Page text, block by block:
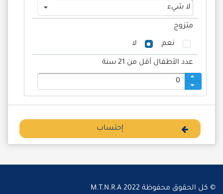
لا شيء
متزوج
نعم لا
عدد الأطفال أقل من 21 سنة
إحتساب
© كل الحقوق محفوظة 2022 M.T.N.R.A